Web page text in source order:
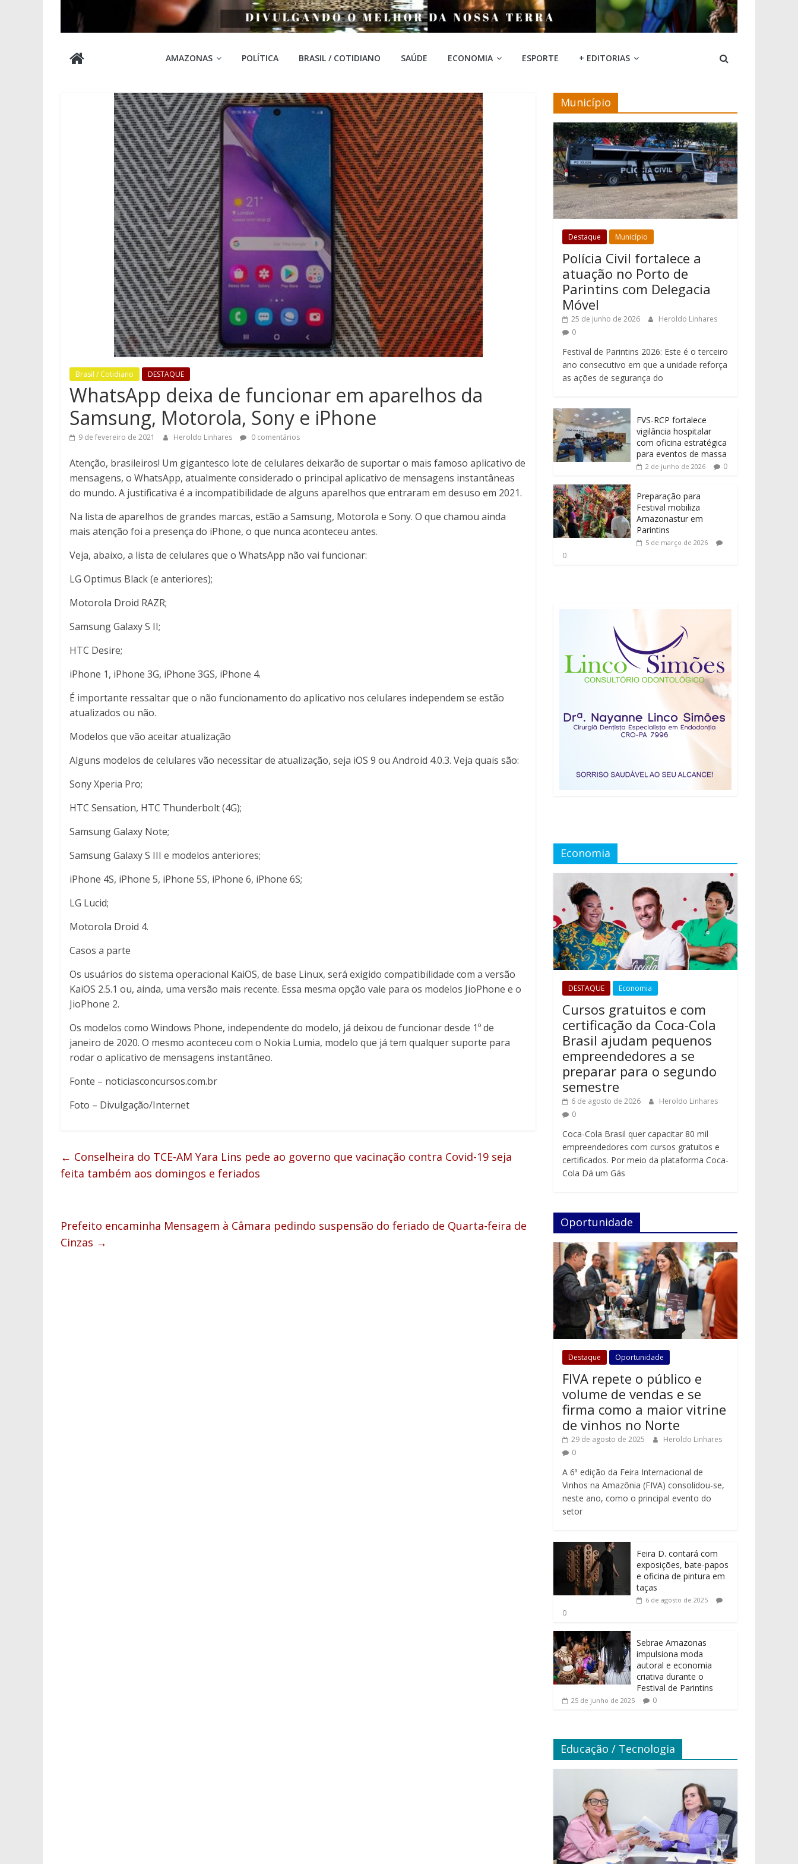
Cabocla
AMAZONAS POLÍTICA BRASIL / COTIDIANO SAÚDE ECONOMIA ESPORTE + EDITORIAS
Brasil / Cotidiano DESTAQUE
WhatsApp deixa de funcionar em aparelhos da
Samsung, Motorola, Sony e iPhone
9 de fevereiro de 2021 Heroldo Linhares 0 comentários
Atenção, brasileiros! Um gigantesco lote de celulares deixarão de suportar o mais famoso aplicativo de
mensagens, o WhatsApp, atualmente considerado o principal aplicativo de mensagens instantâneas
do mundo. A justificativa é a incompatibilidade de alguns aparelhos que entraram em desuso em 2021.
Na lista de aparelhos de grandes marcas, estão a Samsung, Motorola e Sony. O que chamou ainda
mais atenção foi a presença do iPhone, o que nunca aconteceu antes.
Veja, abaixo, a lista de celulares que o WhatsApp não vai funcionar:
LG Optimus Black (e anteriores);
Motorola Droid RAZR;
Samsung Galaxy S II;
HTC Desire;
iPhone 1, iPhone 3G, iPhone 3GS, iPhone 4.
É importante ressaltar que o não funcionamento do aplicativo nos celulares independem se estão
atualizados ou não.
Modelos que vão aceitar atualização
Alguns modelos de celulares vão necessitar de atualização, seja iOS 9 ou Android 4.0.3. Veja quais são:
Sony Xperia Pro;
HTC Sensation, HTC Thunderbolt (4G);
Samsung Galaxy Note;
Samsung Galaxy S III e modelos anteriores;
iPhone 4S, iPhone 5, iPhone 5S, iPhone 6, iPhone 6S;
LG Lucid;
Motorola Droid 4.
Casos a parte
Os usuários do sistema operacional KaiOS, de base Linux, será exigido compatibilidade com a versão
KaiOS 2.5.1 ou, ainda, uma versão mais recente. Essa mesma opção vale para os modelos JioPhone e o
JioPhone 2.
Os modelos como Windows Phone, independente do modelo, já deixou de funcionar desde 1º de
janeiro de 2020. O mesmo aconteceu com o Nokia Lumia, modelo que já tem qualquer suporte para
rodar o aplicativo de mensagens instantâneo.
Fonte – noticiasconcursos.com.br
Foto – Divulgação/Internet
← Conselheira do TCE-AM Yara Lins pede ao governo que vacinação contra Covid-19 seja
feita também aos domingos e feriados
Prefeito encaminha Mensagem à Câmara pedindo suspensão do feriado de Quarta-feira de
Cinzas →
Município
Destaque Município
Polícia Civil fortalece a
atuação no Porto de
Parintins com Delegacia
Móvel
25 de junho de 2026
Heroldo Linhares
0
Festival de Parintins 2026: Este é o terceiro
ano consecutivo em que a unidade reforça
as ações de segurança do
FVS-RCP fortalece
vigilância hospitalar
com oficina estratégica
para eventos de massa
2 de junho de 2026 0
Preparação para
Festival mobiliza
Amazonastur em
Parintins
5 de março de 2026
0
Economia
DESTAQUE Economia
Cursos gratuitos e com
certificação da Coca-Cola
Brasil ajudam pequenos
empreendedores a se
preparar para o segundo
semestre
6 de agosto de 2026
Heroldo Linhares
0
Coca-Cola Brasil quer capacitar 80 mil
empreendedores com cursos gratuitos e
certificados. Por meio da plataforma Coca-
Cola Dá um Gás
Oportunidade
Destaque Oportunidade
FIVA repete o público e
volume de vendas e se
firma como a maior vitrine
de vinhos no Norte
29 de agosto de 2025
Heroldo Linhares
0
A 6ª edição da Feira Internacional de
Vinhos na Amazônia (FIVA) consolidou-se,
neste ano, como o principal evento do
setor
Feira D. contará com
exposições, bate-papos
e oficina de pintura em
taças
6 de agosto de 2025
0
Sebrae Amazonas
impulsiona moda
autoral e economia
criativa durante o
Festival de Parintins
25 de junho de 2025 0
Educação / Tecnologia